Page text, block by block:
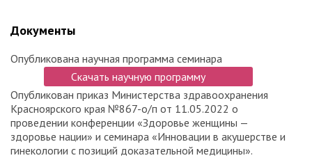
Документы
Опубликована научная программа семинара
Скачать научную программу
Опубликован приказ Министерства здравоохранения
Красноярского края №867-о/п от 11.05.2022 о
проведении конференции «Здоровье женщины —
здоровье нации» и семинара «Инновации в акушерстве и
гинекологии с позиций доказательной медицины».